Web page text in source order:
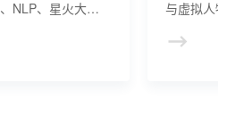
NLP、星火大模
多场景虚拟人产
与虚拟人
景，可广